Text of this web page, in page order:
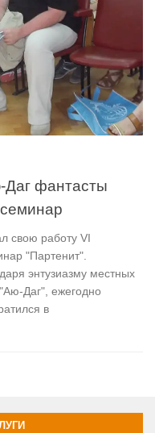
Даг фантасты
свою работу VI
"Партенит".
энтузиазму местных
Даг", ежегодно
в